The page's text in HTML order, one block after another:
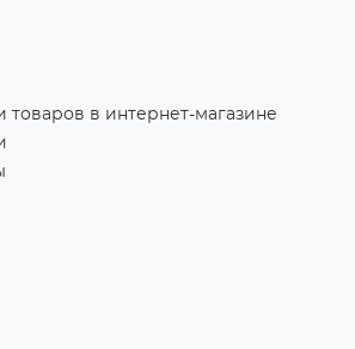
товаров в интернет-магазине